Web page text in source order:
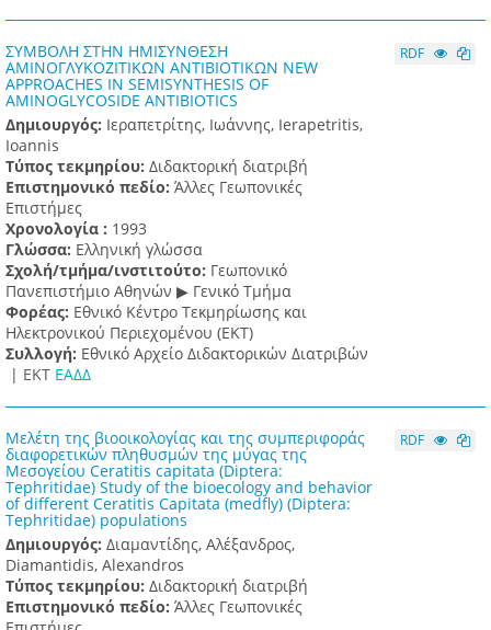
ΣΥΜΒΟΛΗ ΣΤΗΝ ΗΜΙΣΥΝΘΕΣΗ
ΑΜΙΝΟΓΛΥΚΟΖΙΤΙΚΩΝ ΑΝΤΙΒΙΟΤΙΚΩΝ NEW
APPROACHES IN SEMISYNTHESIS OF
AMINOGLYCOSIDE ANTIBIOTICS
Δημιουργός: Ιεραπετρίτης, Ιωάννης, Ierapetritis,
Ioannis
Τύπος τεκμηρίου: Διδακτορική διατριβή
Επιστημονικό πεδίο: Άλλες Γεωπονικές
Επιστήμες
Χρονολογία : 1993
Γλώσσα: Ελληνική γλώσσα
Σχολή/τμήμα/ινστιτούτο: Γεωπονικό
Πανεπιστήμιο Αθηνών ▶ Γενικό Τμήμα
Φορέας: Εθνικό Κέντρο Τεκμηρίωσης και
Ηλεκτρονικού Περιεχομένου (ΕΚΤ)
Συλλογή: Εθνικό Αρχείο Διδακτορικών Διατριβών
| ΕΚΤ ΕΑΔΔ
RDF
Μελέτη της βιοοικολογίας και της συμπεριφοράς
διαφορετικών πληθυσμών της μύγας της
Μεσογείου Ceratitis capitata (Diptera:
Tephritidae) Study of the bioecology and behavior
of different Ceratitis Capitata (medfly) (Diptera:
Tephritidae) populations
Δημιουργός: Διαμαντίδης, Αλέξανδρος,
Diamantidis, Alexandros
Τύπος τεκμηρίου: Διδακτορική διατριβή
Επιστημονικό πεδίο: Άλλες Γεωπονικές
RDF